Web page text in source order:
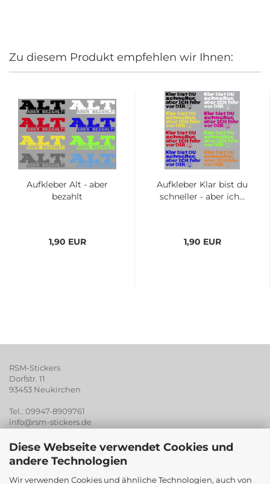
Diese Webseite verwendet Cookies und
andere Technologien
Wir verwenden Cookies und ähnliche Technologien, auch von
Zu diesem Produkt empfehlen wir Ihnen:
Aufkleber Alt - aber
bezahlt
1,90 EUR
Aufkleber Klar bist du
schneller - aber ich...
1,90 EUR
RSM-Stickers
Dorfstr. 11
93453 Neukirchen
Tel.: 09947-8909761
info@rsm-stickers.de
Aufkleber / Beschriftungen
Digitaldruck